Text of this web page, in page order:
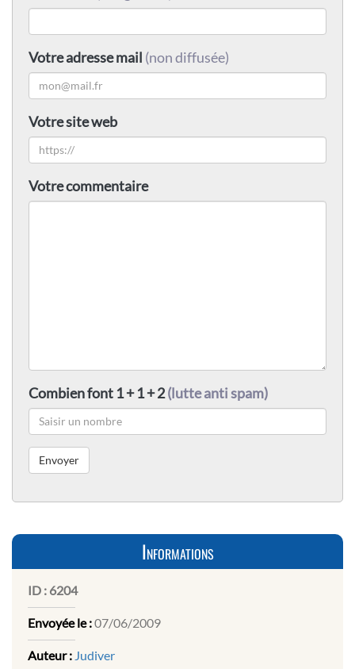
Votre adresse mail (non diffusée)
Votre site web
Votre commentaire
Combien font 1 + 1 + 2(lutte anti spam)
Informations
ID : 6204
Envoyée le :07/06/2009
Auteur : Judiver